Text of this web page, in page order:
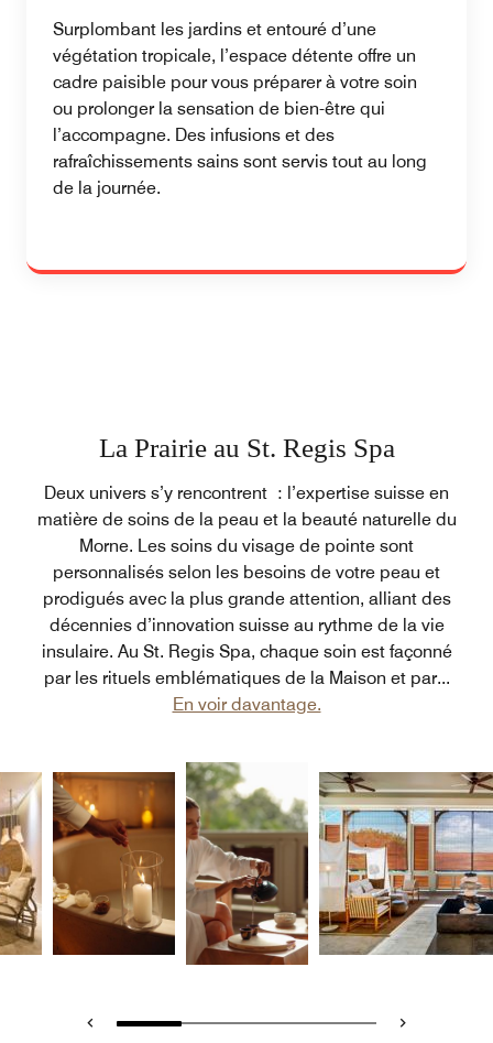
Surplombant les jardins et entouré d’une
végétation tropicale, l’espace détente offre un
cadre paisible pour vous préparer à votre soin
ou prolonger la sensation de bien-être qui
l’accompagne. Des infusions et des
rafraîchissements sains sont servis tout au long
de la journée.
La Prairie au St. Regis Spa
Deux univers s’y rencontrent : l’expertise suisse en
matière de soins de la peau et la beauté naturelle du
Morne. Les soins du visage de pointe sont
personnalisés selon les besoins de votre peau et
prodigués avec la plus grande attention, alliant des
décennies d’innovation suisse au rythme de la vie
insulaire. Au St. Regis Spa, chaque soin est façonné
par les rituels emblématiques de la Maison et par...
En voir davantage.